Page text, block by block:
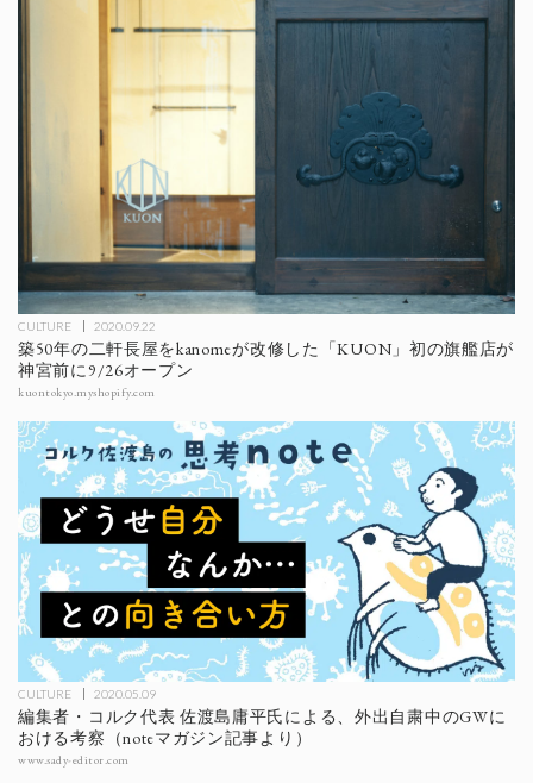
CULTURE 2020.09.22
築50年の二軒長屋をkanomeが改修した「KUON」初の旗艦店が
神宮前に9/26オープン
kuontokyo.myshopify.com
CULTURE 2020.05.09
編集者・コルク代表 佐渡島庸平氏による、外出自粛中のGWに
おける考察（noteマガジン記事より）
www.sady-editor.com